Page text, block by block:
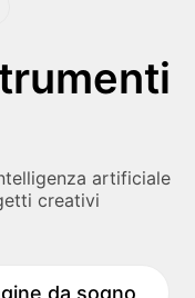
artificiale
creativi
da sogno